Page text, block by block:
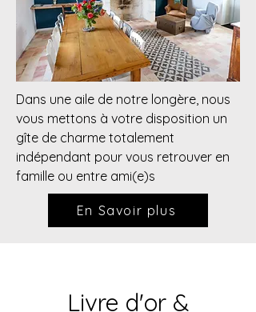
Dans une aile de notre longère, nous
vous mettons à votre disposition un
gîte de charme totalement
indépendant pour vous retrouver en
famille ou entre ami(e)s
En Savoir plus
Livre d'or &